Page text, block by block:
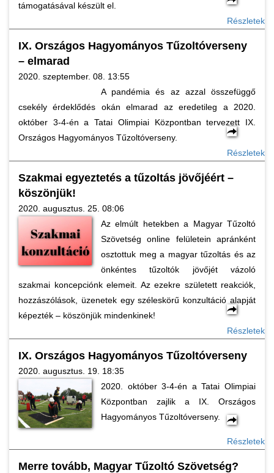
támogatásával készült el.
Részletek
IX. Országos Hagyományos Tűzoltóverseny
– elmarad
2020. szeptember. 08. 13:55
A pandémia és az azzal összefüggő
csekély érdeklődés okán elmarad az eredetileg a 2020.
október 3-4-én a Tatai Olimpiai Központban tervezett IX.
Országos Hagyományos Tűzoltóverseny.
Részletek
Szakmai egyeztetés a tűzoltás jövőjéért –
köszönjük!
2020. augusztus. 25. 08:06
Az elmúlt hetekben a Magyar Tűzoltó
Szövetség online felületein apránként
osztottuk meg a magyar tűzoltás és az
önkéntes tűzoltók jövőjét vázoló
szakmai koncepciónk elemeit. Az ezekre született reakciók,
hozzászólások, üzenetek egy széleskörű konzultáció alapját
képezték – köszönjük mindenkinek!
Részletek
IX. Országos Hagyományos Tűzoltóverseny
2020. augusztus. 19. 18:35
2020. október 3-4-én a Tatai Olimpiai
Központban zajlik a IX. Országos
Hagyományos Tűzoltóverseny.
Részletek
Merre tovább, Magyar Tűzoltó Szövetség?